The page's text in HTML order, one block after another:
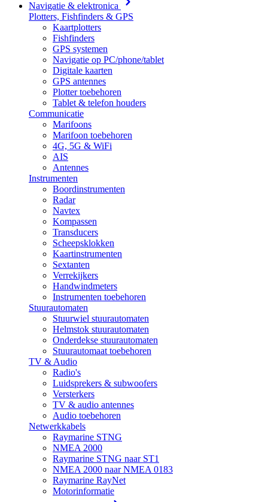
Navigatie & elektronica
Plotters, Fishfinders & GPS
Kaartplotters
Fishfinders
GPS systemen
Navigatie op PC/phone/tablet
Digitale kaarten
GPS antennes
Plotter toebehoren
Tablet & telefon houders
Communicatie
Marifoons
Marifoon toebehoren
4G, 5G & WiFi
AIS
Antennes
Instrumenten
Boordinstrumenten
Radar
Navtex
Kompassen
Transducers
Scheepsklokken
Kaartinstrumenten
Sextanten
Verrekijkers
Handwindmeters
Instrumenten toebehoren
Stuurautomaten
Stuurwiel stuurautomaten
Helmstok stuurautomaten
Onderdekse stuurautomaten
Stuurautomaat toebehoren
TV & Audio
Radio's
Luidsprekers & subwoofers
Versterkers
TV & audio antennes
Audio toebehoren
Netwerkkabels
Raymarine STNG
NMEA 2000
Raymarine STNG naar ST1
NMEA 2000 naar NMEA 0183
Raymarine RayNet
Motorinformatie